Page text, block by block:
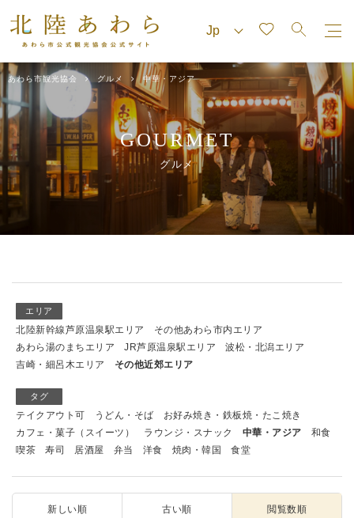
あわら市観光協会 グルメ 中華・アジア
GOURMET
グルメ
エリア
北陸新幹線芦原温泉駅エリア
その他あわら市内エリア
あわら湯のまちエリア
JR芦原温泉駅エリア
波松・北潟エリア
吉崎・細呂木エリア
その他近郊エリア
タグ
テイクアウト可 うどん・そば
お好み焼き・鉄板焼・たこ焼き
カフェ・菓子（スイーツ）
ラウンジ・スナック 中華・アジア
和食
喫茶
寿司 居酒屋 弁当 洋食 焼肉・韓国 食堂
新しい順 古い順 閲覧数順